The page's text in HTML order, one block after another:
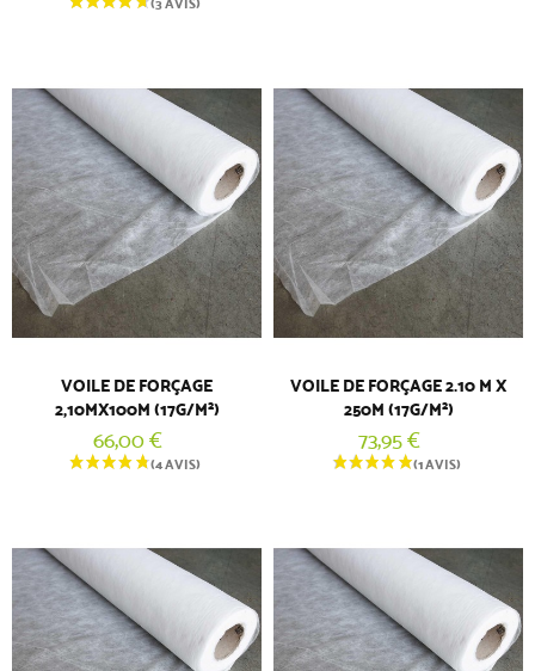
(3 AVIS)
VOILE DE FORÇAGE
2,10MX100M (17G/M²)
66,00 €
VOILE DE FORÇAGE 2.10 M X
250M (17G/M²)
73,95 €